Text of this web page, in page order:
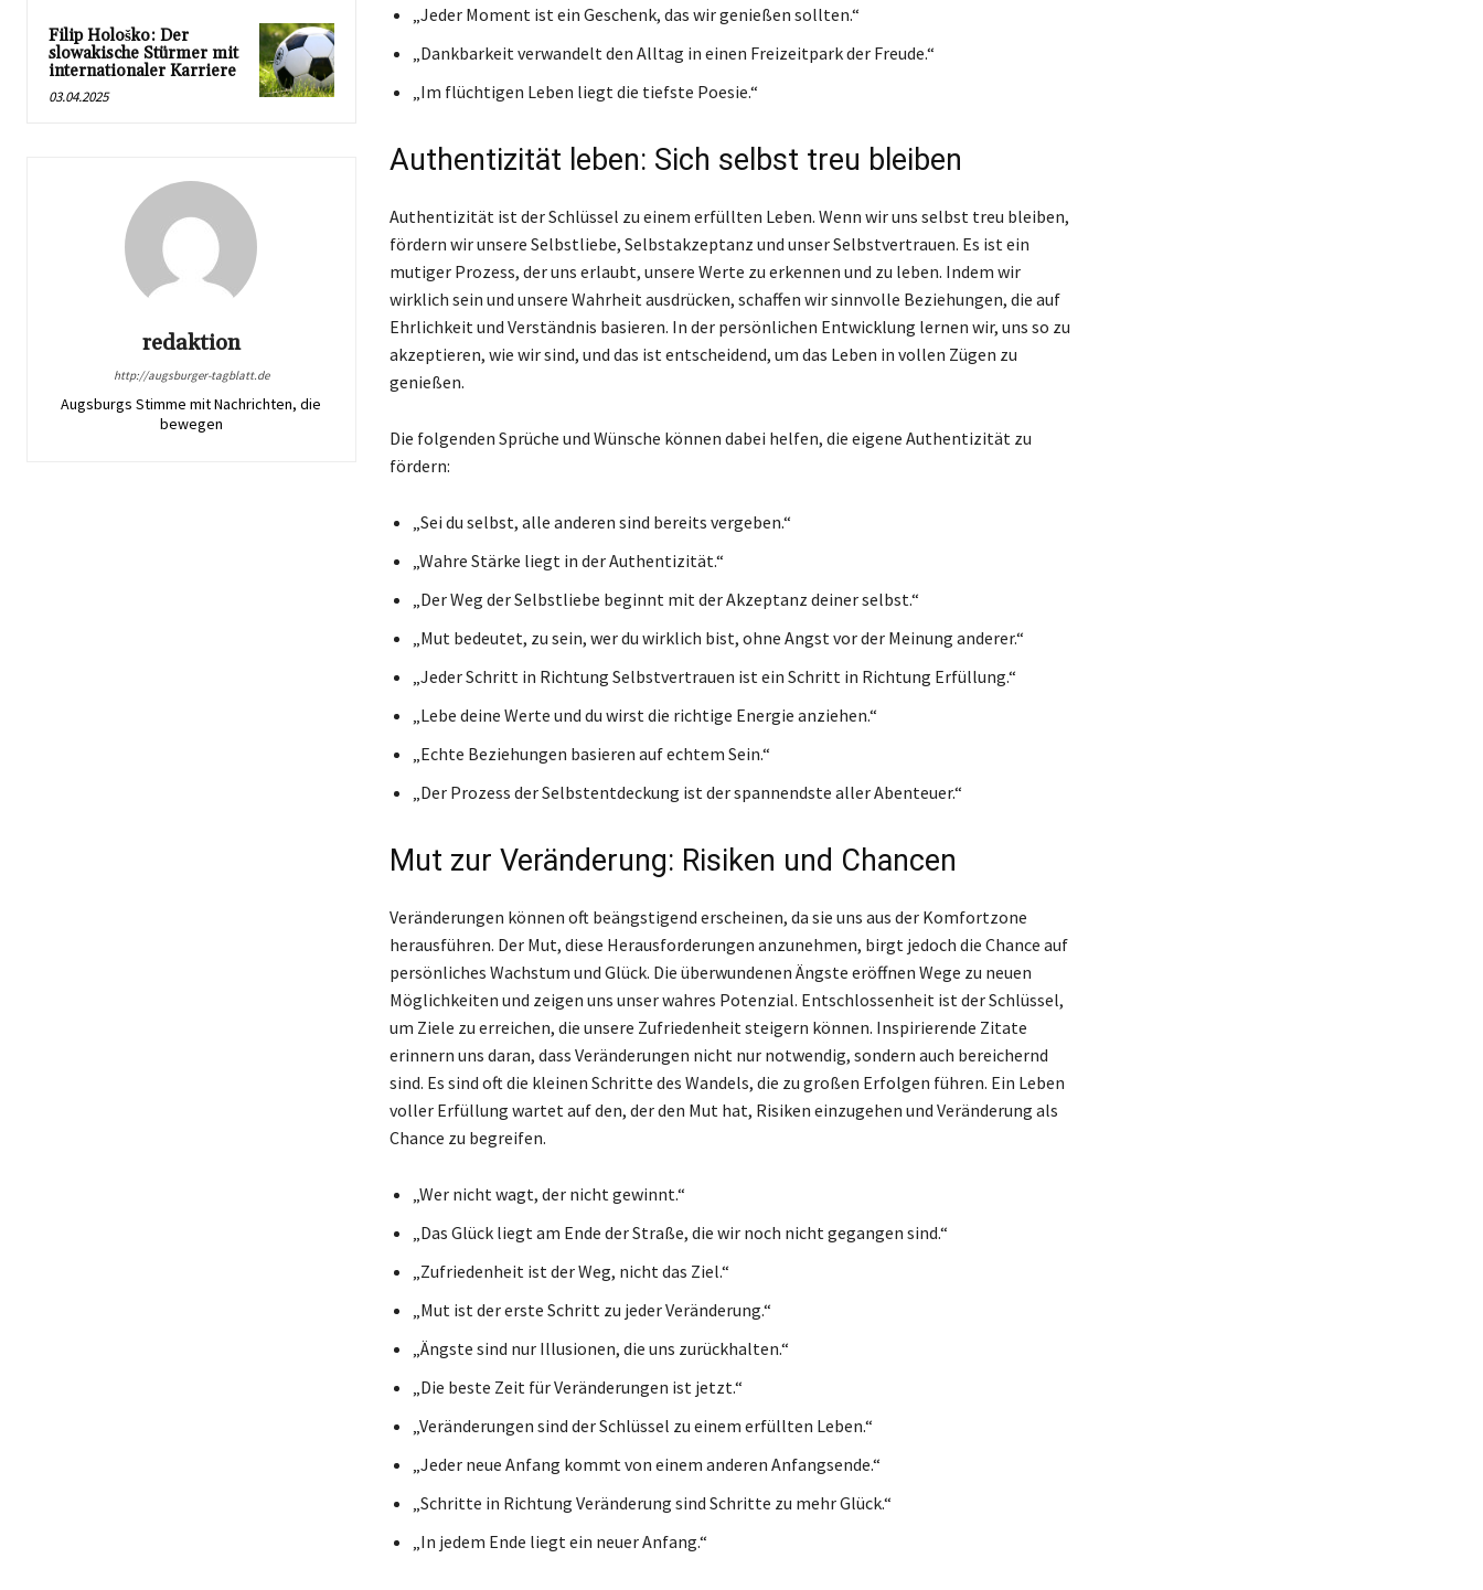
Filip Hološko: Der
slowakische Stürmer mit
internationaler Karriere
03.04.2025
redaktion
http://augsburger-tagblatt.de
Augsburgs Stimme mit Nachrichten, die
bewegen
„Jeder Moment ist ein Geschenk, das wir genießen sollten.“
„Dankbarkeit verwandelt den Alltag in einen Freizeitpark der Freude.“
„Im flüchtigen Leben liegt die tiefste Poesie.“
Authentizität leben: Sich selbst treu bleiben
Authentizität ist der Schlüssel zu einem erfüllten Leben. Wenn wir uns selbst treu bleiben,
fördern wir unsere Selbstliebe, Selbstakzeptanz und unser Selbstvertrauen. Es ist ein
mutiger Prozess, der uns erlaubt, unsere Werte zu erkennen und zu leben. Indem wir
wirklich sein und unsere Wahrheit ausdrücken, schaffen wir sinnvolle Beziehungen, die auf
Ehrlichkeit und Verständnis basieren. In der persönlichen Entwicklung lernen wir, uns so zu
akzeptieren, wie wir sind, und das ist entscheidend, um das Leben in vollen Zügen zu
genießen.
Die folgenden Sprüche und Wünsche können dabei helfen, die eigene Authentizität zu
fördern:
„Sei du selbst, alle anderen sind bereits vergeben.“
„Wahre Stärke liegt in der Authentizität.“
„Der Weg der Selbstliebe beginnt mit der Akzeptanz deiner selbst.“
„Mut bedeutet, zu sein, wer du wirklich bist, ohne Angst vor der Meinung anderer.“
„Jeder Schritt in Richtung Selbstvertrauen ist ein Schritt in Richtung Erfüllung.“
„Lebe deine Werte und du wirst die richtige Energie anziehen.“
„Echte Beziehungen basieren auf echtem Sein.“
„Der Prozess der Selbstentdeckung ist der spannendste aller Abenteuer.“
Mut zur Veränderung: Risiken und Chancen
Veränderungen können oft beängstigend erscheinen, da sie uns aus der Komfortzone
herausführen. Der Mut, diese Herausforderungen anzunehmen, birgt jedoch die Chance auf
persönliches Wachstum und Glück. Die überwundenen Ängste eröffnen Wege zu neuen
Möglichkeiten und zeigen uns unser wahres Potenzial. Entschlossenheit ist der Schlüssel,
um Ziele zu erreichen, die unsere Zufriedenheit steigern können. Inspirierende Zitate
erinnern uns daran, dass Veränderungen nicht nur notwendig, sondern auch bereichernd
sind. Es sind oft die kleinen Schritte des Wandels, die zu großen Erfolgen führen. Ein Leben
voller Erfüllung wartet auf den, der den Mut hat, Risiken einzugehen und Veränderung als
Chance zu begreifen.
„Wer nicht wagt, der nicht gewinnt.“
„Das Glück liegt am Ende der Straße, die wir noch nicht gegangen sind.“
„Zufriedenheit ist der Weg, nicht das Ziel.“
„Mut ist der erste Schritt zu jeder Veränderung.“
„Ängste sind nur Illusionen, die uns zurückhalten.“
„Die beste Zeit für Veränderungen ist jetzt.“
„Veränderungen sind der Schlüssel zu einem erfüllten Leben.“
„Jeder neue Anfang kommt von einem anderen Anfangsende.“
„Schritte in Richtung Veränderung sind Schritte zu mehr Glück.“
„In jedem Ende liegt ein neuer Anfang.“